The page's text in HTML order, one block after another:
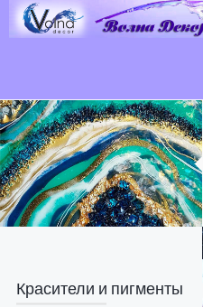
Красители и пигменты